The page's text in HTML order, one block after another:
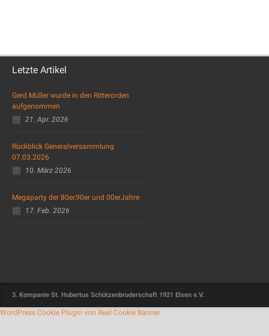
Letzte Artikel
Gerd Müller wurde in den Ritterorden
aufgenommen
21. Apr. 2026
Rückblick Generalversammlung
07.03.2026
10. März 2026
Megaparty der 80er,90er und 00erJahre
17. Feb. 2026
3. Kompanie St. Hubertus Schützenbruderschaft 1921 Elsen e.V.
WordPress Cookie Plugin von Real Cookie Banner